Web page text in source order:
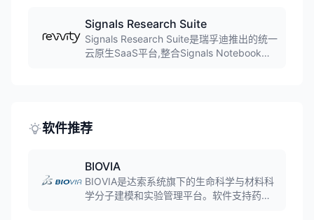
操作的洞察,广泛应用于药物研发和生命科学
领域。
Signals Research Suite
Signals Research Suite是瑞孚迪推出的统一
云原生SaaS平台,整合Signals Notebook、
软件推荐
BIOVIA
BIOVIA是达索系统旗下的生命科学与材料科
学分子建模和实验管理平台。软件支持药物